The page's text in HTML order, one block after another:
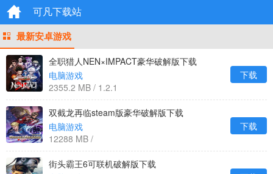
可凡下载站
最新安卓游戏
全职猎人NEN×IMPACT豪华破解版下载
电脑游戏
2355.2 MB / 1.2.1
下载
双截龙再临steam版豪华破解版下载
电脑游戏
12288 MB /
下载
街头霸王6可联机破解版下载